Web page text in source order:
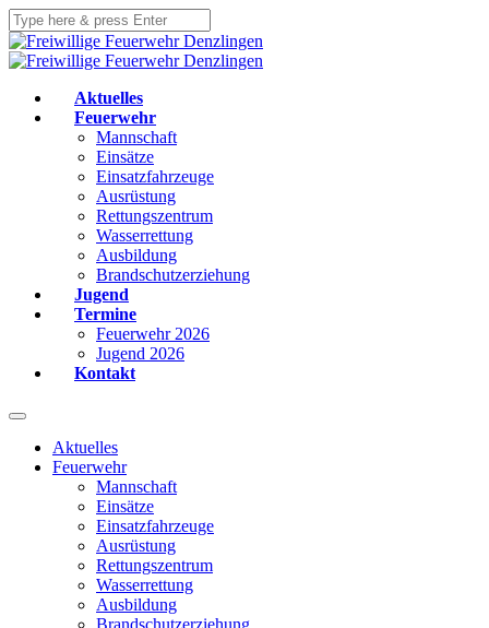
Aktuelles
Feuerwehr
Mannschaft
Einsätze
Einsatzfahrzeuge
Ausrüstung
Rettungszentrum
Wasserrettung
Ausbildung
Brandschutzerziehung
Jugend
Termine
Feuerwehr 2026
Jugend 2026
Kontakt
Aktuelles
Feuerwehr
Mannschaft
Einsätze
Einsatzfahrzeuge
Ausrüstung
Rettungszentrum
Wasserrettung
Ausbildung
Brandschutzerziehung